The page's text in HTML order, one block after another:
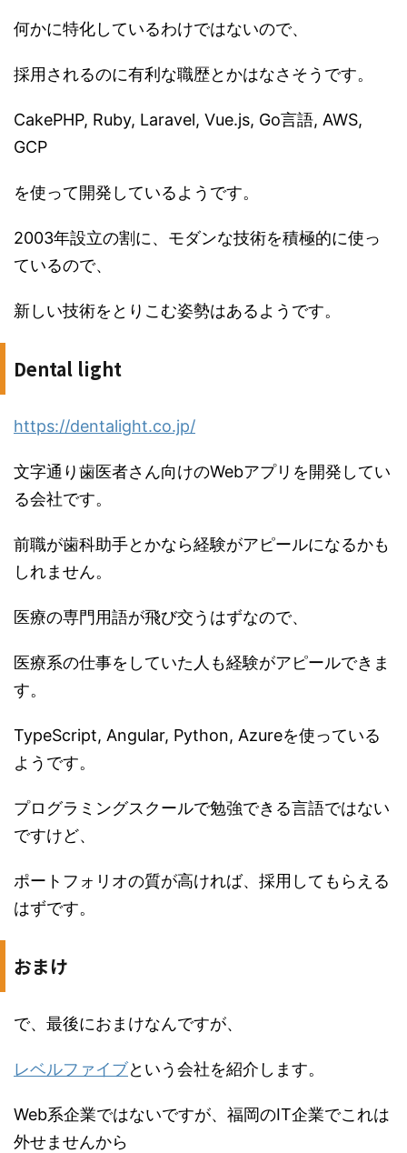
何かに特化しているわけではないので、
採用されるのに有利な職歴とかはなさそうです。
CakePHP, Ruby, Laravel, Vue.js, Go言語, AWS,
GCP
を使って開発しているようです。
2003年設立の割に、モダンな技術を積極的に使っ
ているので、
新しい技術をとりこむ姿勢はあるようです。
Dental light
https://dentalight.co.jp/
文字通り歯医者さん向けのWebアプリを開発してい
る会社です。
前職が歯科助手とかなら経験がアピールになるかも
しれません。
医療の専門用語が飛び交うはずなので、
医療系の仕事をしていた人も経験がアピールできま
す。
TypeScript, Angular, Python, Azureを使っている
ようです。
プログラミングスクールで勉強できる言語ではない
ですけど、
ポートフォリオの質が高ければ、採用してもらえる
はずです。
おまけ
で、最後におまけなんですが、
レベルファイブという会社を紹介します。
Web系企業ではないですが、福岡のIT企業でこれは
外せませんから